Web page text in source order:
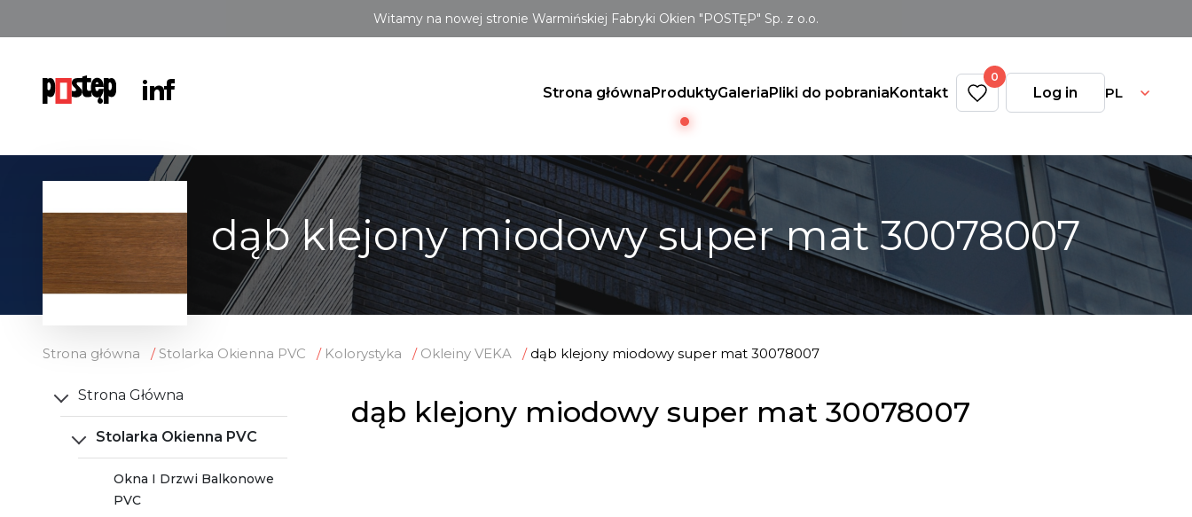
Witamy na nowej stronie Warmińskiej Fabryki Okien "POSTĘP" Sp. z o.o.
Strona głównaProduktyGaleriaPliki do pobraniaKontakt
0
Log in PL
dąb klejony miodowy super mat 30078007
Strona główna Stolarka Okienna PVC Kolorystyka Okleiny VEKA dąb klejony miodowy super mat 30078007
Strona Główna
Stolarka Okienna PVC
Okna I Drzwi Balkonowe
PVC
dąb klejony miodowy super mat 30078007